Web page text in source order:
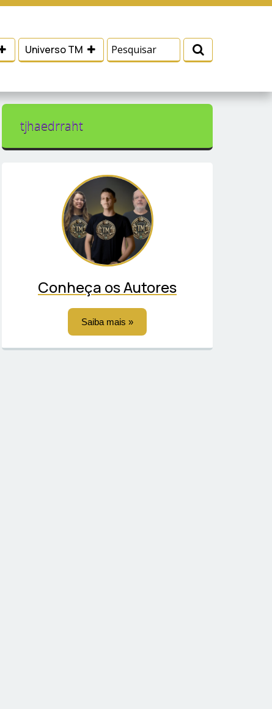
Universo TM
tjhaedrraht
Conheça os Autores
Saiba mais »